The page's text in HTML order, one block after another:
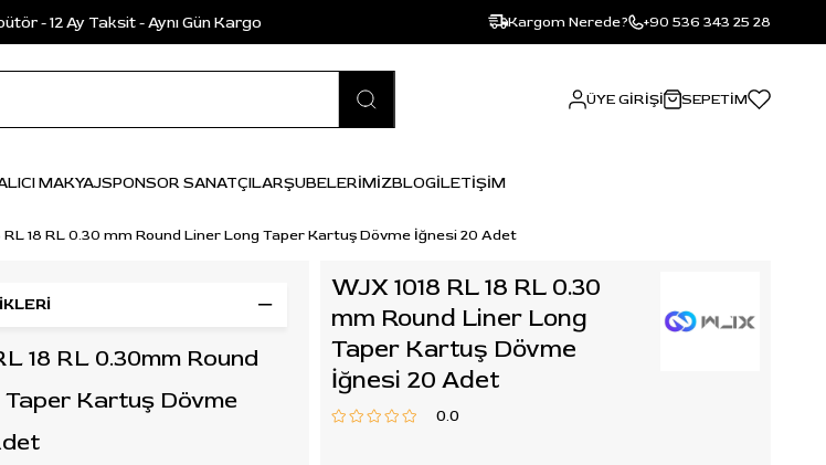
- 12 Ay Taksit - Aynı Gün Kargo Kargom Nerede? +90 536 343 25 28
ÜYE GIRIŞI SEPETIM
MAKYAJSPONSOR SANATÇILARŞUBELERİMİZBLOGİLETİŞİM
RL 18 RL 0.30 mm Round Liner Long Taper Kartuş Dövme İğnesi 20 Adet
18 RL 0.30mm Round
Kartuş Dövme
WJX 1018 RL 18 RL 0.30
mm Round Liner Long
Taper Kartuş Dövme
İğnesi 20 Adet
0.0